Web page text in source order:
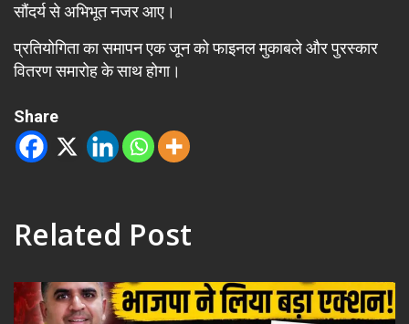
सौंदर्य से अभिभूत नजर आए।
प्रतियोगिता का समापन एक जून को फाइनल मुकाबले और पुरस्कार
वितरण समारोह के साथ होगा।
Share
Related Post